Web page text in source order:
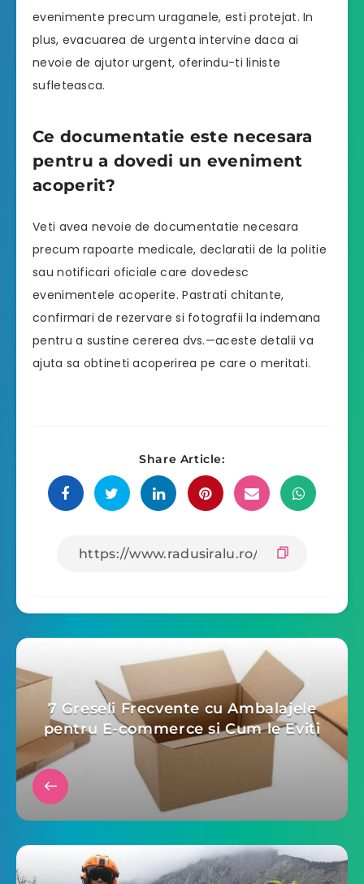
evenimente precum uraganele, esti protejat. In
plus, evacuarea de urgenta intervine daca ai
nevoie de ajutor urgent, oferindu-ti liniste
sufleteasca.
Ce documentatie este necesara
pentru a dovedi un eveniment
acoperit?
Veti avea nevoie de documentatie necesara
precum rapoarte medicale, declaratii de la politie
sau notificari oficiale care dovedesc
evenimentele acoperite. Pastrati chitante,
confirmari de rezervare si fotografii la indemana
pentru a sustine cererea dvs.—aceste detalii va
ajuta sa obtineti acoperirea pe care o meritati.
Share Article:
7 Greseli Frecvente cu Ambalajele
pentru E-commerce si Cum le Eviti